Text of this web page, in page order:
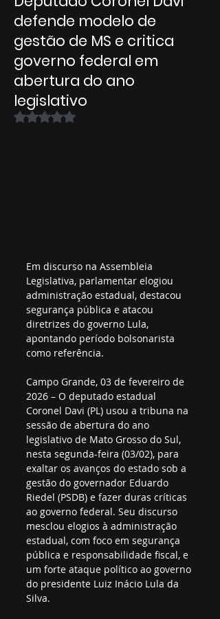
defende modelo de
gestão de MS e critica
governo federal em
abertura do ano
legislativo
Avaliado com NaN de 5 estrelas.
Em discurso na Assembleia
Legislativa, parlamentar elogiou
administração estadual, destacou
segurança pública e atacou
diretrizes do governo Lula,
apontando período bolsonarista
como referência.
Campo Grande, 03 de fevereiro de
2026 – O deputado estadual
Coronel Davi (PL) usou a tribuna na
sessão de abertura do ano
legislativo de Mato Grosso do Sul,
nesta segunda-feira (03/02), para
exaltar os avanços do estado sob a
gestão do governador Eduardo
Riedel (PSDB) e fazer duras críticas
ao governo federal. Seu discurso
mesclou elogios à administração
estadual, com foco em segurança
pública e responsabilidade fiscal, e
um forte ataque político ao governo
do presidente Luiz Inácio Lula da
Silva.